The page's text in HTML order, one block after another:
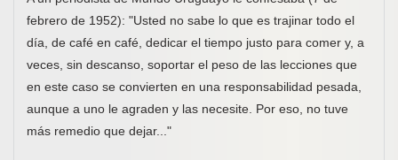
febrero de 1952): "Usted no sabe lo que es trajinar todo el
día, de café en café, dedicar el tiempo justo para comer y, a
veces, sin descanso, soportar el peso de las lecciones que
en este caso se convierten en una responsabilidad pesada,
aunque a uno le agraden y las necesite. Por eso, no tuve
más remedio que dejar..."